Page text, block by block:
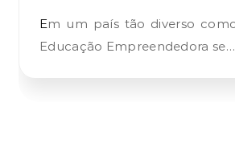
Em um país tão diverso como o Brasil, a
Educação Empreendedora se…